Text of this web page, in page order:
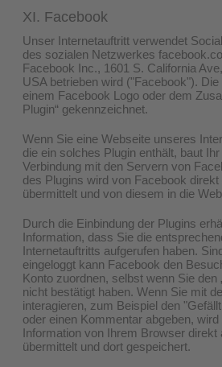
XI. Facebook
Unser Internetauftritt verwendet
des sozialen Netzwerkes
Facebook Inc., 1601 S. California
USA betrieben wird ("Facebook").
einem Facebook Logo oder dem
Plugin“ gekennzeichnet.
Wenn Sie eine Webseite unseres
die ein solches Plugin enthält, baut
Verbindung mit den Servern von
des Plugins wird von Facebook
übermittelt und von diesem in die
Durch die Einbindung der Plugins
Information, dass Sie die
Internetauftritts aufgerufen haben.
eingeloggt kann Facebook den
Konto zuordnen, selbst wenn Sie den
nicht bestätigt haben. Wenn Sie mit
interagieren, zum Beispiel den
oder einen Kommentar abgeben,
Information von Ihrem Browser direkt
übermittelt und dort gespeichert.